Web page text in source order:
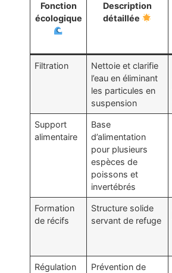
Fonction
écologique
Description
détaillée
Filtration
Nettoie et clarifie
l’eau en éliminant
les particules en
suspension
Support
alimentaire
Base
d’alimentation
pour plusieurs
espèces de
poissons et
invertébrés
Formation
de récifs
Structure solide
servant de refuge
Régulation
Prévention de